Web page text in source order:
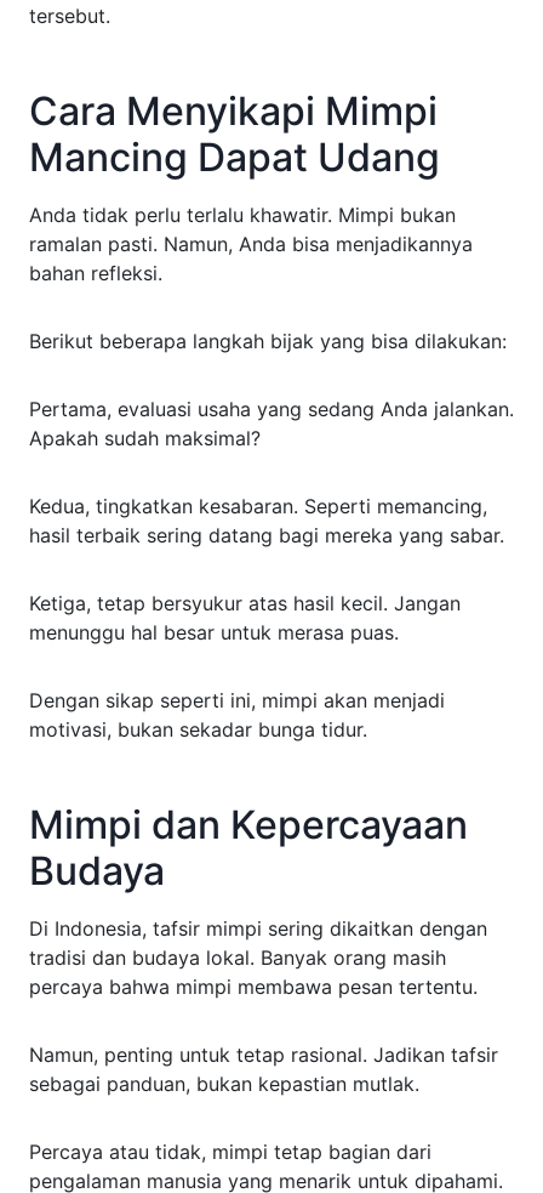
tersebut.
Cara Menyikapi Mimpi
Mancing Dapat Udang
Anda tidak perlu terlalu khawatir. Mimpi bukan
ramalan pasti. Namun, Anda bisa menjadikannya
bahan refleksi.
Berikut beberapa langkah bijak yang bisa dilakukan:
Pertama, evaluasi usaha yang sedang Anda jalankan.
Apakah sudah maksimal?
Kedua, tingkatkan kesabaran. Seperti memancing,
hasil terbaik sering datang bagi mereka yang sabar.
Ketiga, tetap bersyukur atas hasil kecil. Jangan
menunggu hal besar untuk merasa puas.
Dengan sikap seperti ini, mimpi akan menjadi
motivasi, bukan sekadar bunga tidur.
Mimpi dan Kepercayaan
Budaya
Di Indonesia, tafsir mimpi sering dikaitkan dengan
tradisi dan budaya lokal. Banyak orang masih
percaya bahwa mimpi membawa pesan tertentu.
Namun, penting untuk tetap rasional. Jadikan tafsir
sebagai panduan, bukan kepastian mutlak.
Percaya atau tidak, mimpi tetap bagian dari
pengalaman manusia yang menarik untuk dipahami.